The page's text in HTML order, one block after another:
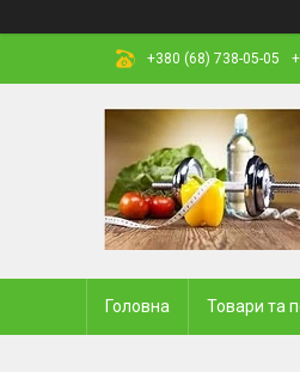
+380 (68) 738-05-05
Головна Товари та